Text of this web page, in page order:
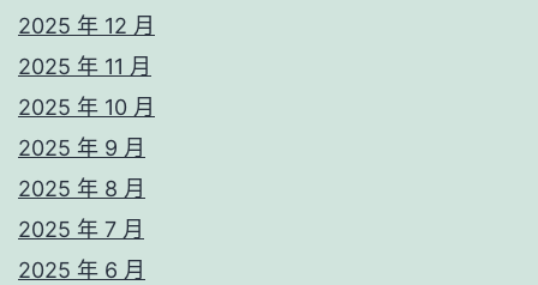
2025 年 12 月
2025 年 11 月
2025 年 10 月
2025 年 9 月
2025 年 8 月
2025 年 7 月
2025 年 6 月